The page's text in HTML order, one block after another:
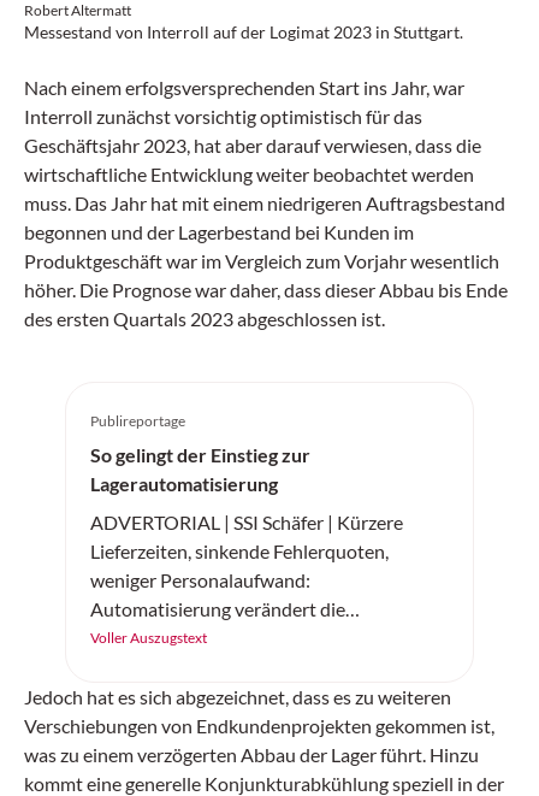
Robert Altermatt
Messestand von Interroll auf der Logimat 2023 in Stuttgart.
Nach einem erfolgsversprechenden Start ins Jahr, war
Interroll zunächst vorsichtig optimistisch für das
Geschäftsjahr 2023, hat aber darauf verwiesen, dass die
wirtschaftliche Entwicklung weiter beobachtet werden
muss. Das Jahr hat mit einem niedrigeren Auftragsbestand
begonnen und der Lagerbestand bei Kunden im
Produktgeschäft war im Vergleich zum Vorjahr wesentlich
höher. Die Prognose war daher, dass dieser Abbau bis Ende
des ersten Quartals 2023 abgeschlossen ist.
Publireportage
So gelingt der Einstieg zur
Lagerautomatisierung
ADVERTORIAL | SSI Schäfer | Kürzere
Lieferzeiten, sinkende Fehlerquoten,
weniger Personalaufwand:
Automatisierung verändert die
Intralogistik grundlegend. Doch wie gelingt
zeigt sich, dass eine schrittweise
Vorgehensweise, modulare Systeme und
die passende Software die entscheidenden
Erfolgsfaktoren sind. Dabei ist es wichtig,
Voller Auszugstext
Jedoch hat es sich abgezeichnet, dass es zu weiteren
Verschiebungen von Endkundenprojekten gekommen ist,
was zu einem verzögerten Abbau der Lager führt. Hinzu
kommt eine generelle Konjunkturabkühlung speziell in der